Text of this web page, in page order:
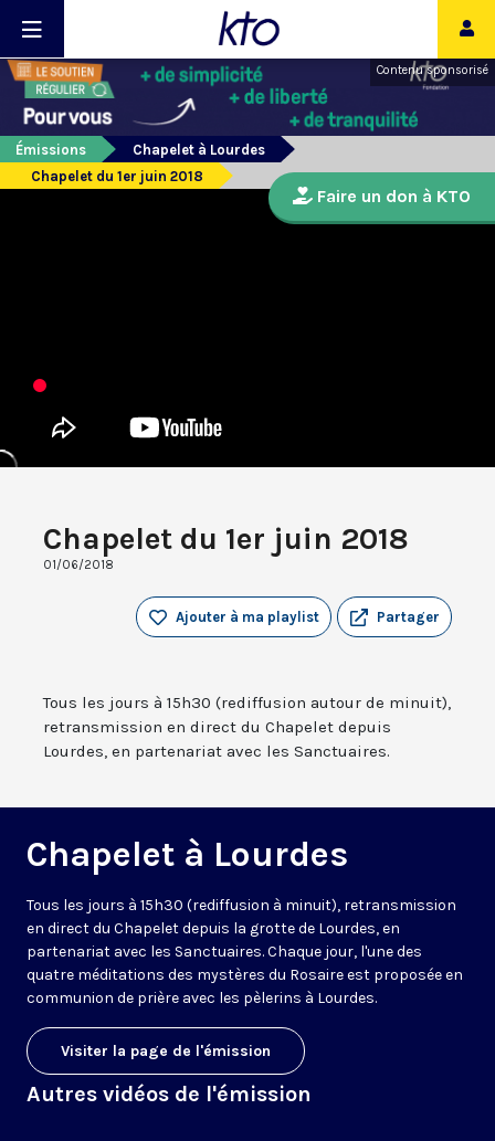
Contenu sponsorisé
Émissions
Chapelet à Lourdes
Chapelet du 1er juin 2018
Chapelet du 1er juin 2018
01/06/2018
Partager
Ajouter à ma playlist
Tous les jours à 15h30 (rediffusion autour de minuit),
retransmission en direct du Chapelet depuis
Lourdes, en partenariat avec les Sanctuaires.
Chapelet à Lourdes
Tous les jours à 15h30 (rediffusion à minuit), retransmission
en direct du Chapelet depuis la grotte de Lourdes, en
partenariat avec les Sanctuaires. Chaque jour, l'une des
quatre méditations des mystères du Rosaire est proposée en
communion de prière avec les pèlerins à Lourdes.
Visiter la page de l'émission
Autres vidéos de l'émission
Faire un don à KTO